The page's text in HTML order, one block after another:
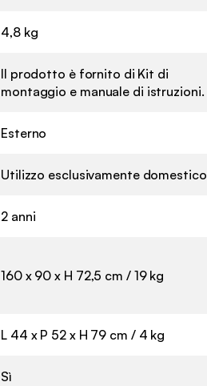
4,8 kg
Il prodotto è fornito di Kit di
montaggio e manuale di istruzioni.
Esterno
Utilizzo esclusivamente domestico
2 anni
160 x 90 x H 72,5 cm / 19 kg
L 44 x P 52 x H 79 cm / 4 kg
Sì